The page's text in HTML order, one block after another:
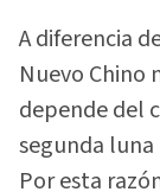
A diferencia
Nuevo Chino
depende del
segunda
Por esta